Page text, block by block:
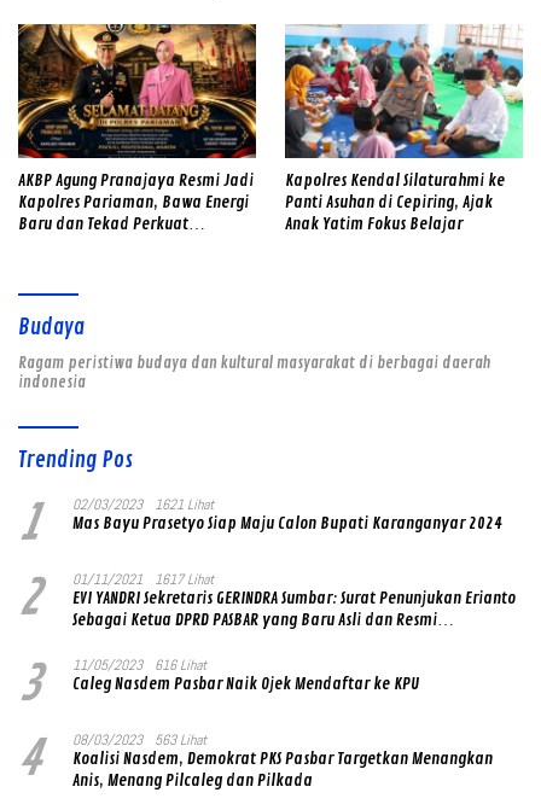
AKBP Agung Pranajaya Resmi Jadi
Kapolres Pariaman, Bawa Energi
Baru dan Tekad Perkuat
Kapolres Kendal Silaturahmi ke
Panti Asuhan di Cepiring, Ajak
Anak Yatim Fokus Belajar
Budaya
Ragam peristiwa budaya dan kultural masyarakat di berbagai daerah
indonesia
Trending Pos
1 02/03/2023 1621 Lihat
Mas Bayu Prasetyo Siap Maju Calon Bupati Karanganyar 2024
2 01/11/2021 1617 Lihat
EVI YANDRI Sekretaris GERINDRA Sumbar: Surat Penunjukan Erianto
Sebagai Ketua DPRD PASBAR yang Baru Asli dan Resmi
3 11/05/2023 616 Lihat
Caleg Nasdem Pasbar Naik Ojek Mendaftar ke KPU
4 08/03/2023 563 Lihat
Koalisi Nasdem, Demokrat PKS Pasbar Targetkan Menangkan
Anis, Menang Pilcaleg dan Pilkada